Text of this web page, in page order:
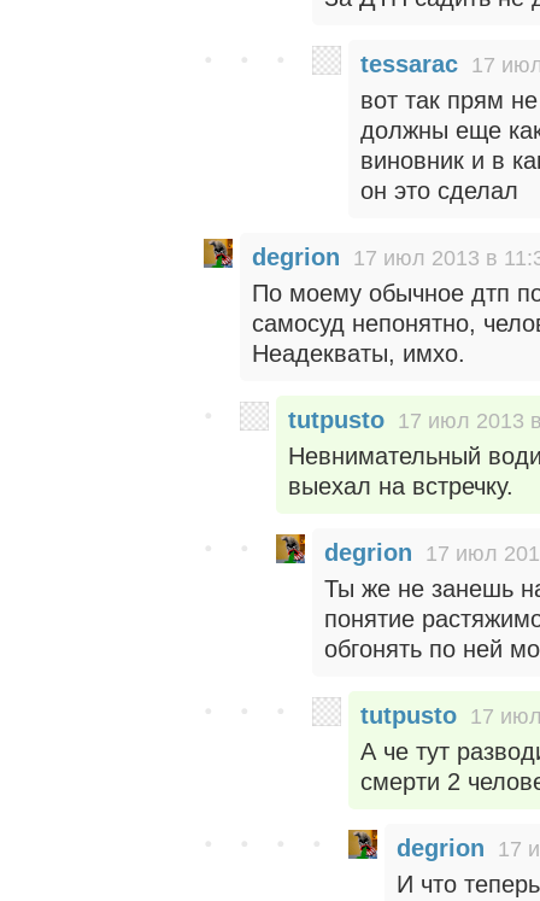
tessarac 17
вот так прям
должны еще
виновник и в
он это сделал
degrion 17 июл 2013 в
По моему обычное дтп
самосуд непонятно,
Неадекваты, имхо.
tutpusto 17 июл 2013
Невнимательный
выехал на встречку.
degrion 17 июл
Ты же не занешь
понятие
обгонять по ней
tutpusto 17
А че тут
смерти 2
degrion 17
И что